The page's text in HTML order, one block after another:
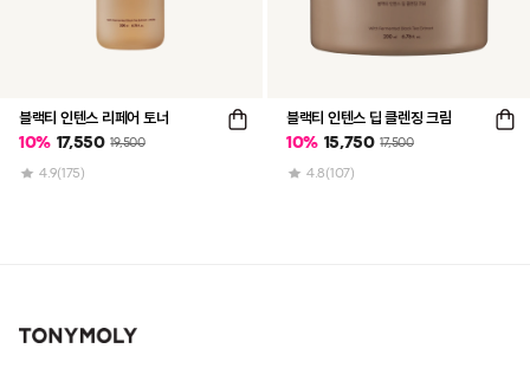
블랙티 인텐스 리페어 토너
10% 17,550 19,500
4.9(175)
블랙티 인텐스 딥 클렌징 크림
10% 15,750 17,500
4.8 (107)